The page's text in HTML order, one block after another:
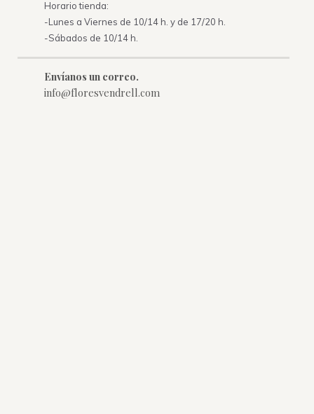
Horario tienda:
-Lunes a Viernes de 10/14 h. y de 17/20 h.
-Sábados de 10/14 h.
Envíanos un correo.
info@floresvendrell.com